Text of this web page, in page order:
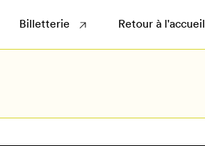
Billetterie Retour à l'accueil